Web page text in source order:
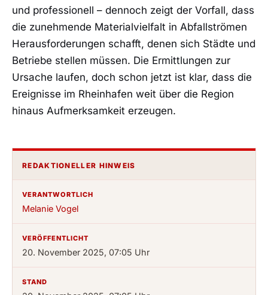
und professionell – dennoch zeigt der Vorfall, dass
die zunehmende Materialvielfalt in Abfallströmen
Herausforderungen schafft, denen sich Städte und
Betriebe stellen müssen. Die Ermittlungen zur
Ursache laufen, doch schon jetzt ist klar, dass die
Ereignisse im Rheinhafen weit über die Region
hinaus Aufmerksamkeit erzeugen.
REDAKTIONELLER HINWEIS
VERANTWORTLICH
Melanie Vogel
VERÖFFENTLICHT
20. November 2025, 07:05 Uhr
STAND